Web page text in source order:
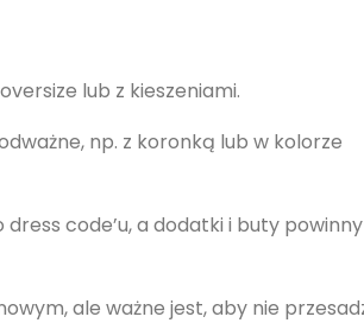
lub z kieszeniami.
np. z koronką lub w kolorze
code’u, a dodatki i buty powinny
ale ważne jest, aby nie